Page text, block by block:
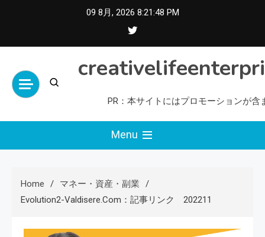
09 8月, 2026 8:21:49 PM
PR：本サイトにはプロモーションが含
Menu
Home
マネー・資産・副業
Evolution2-Valdisere.com：記事リンク 202211